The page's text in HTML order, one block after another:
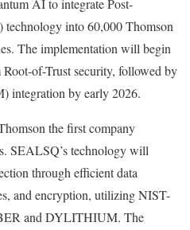
AI to integrate Post-
into 60,000 Thomson
The implementation will begin
of-Trust security, followed by
integration by early 2026.
the first company
SEALSQ’s technology will
through efficient data
and encryption, utilizing NIST-
and DYLITHIUM. The